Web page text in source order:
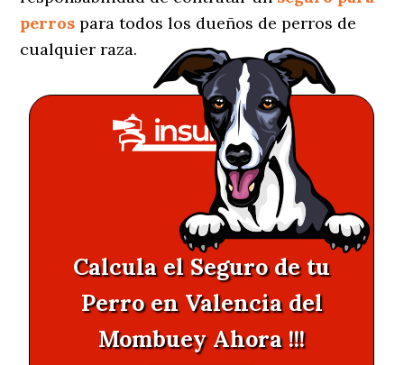
perros para todos los dueños de perros de
cualquier raza.
Calcula el Seguro de tu
Perro en Valencia del
Mombuey Ahora !!!